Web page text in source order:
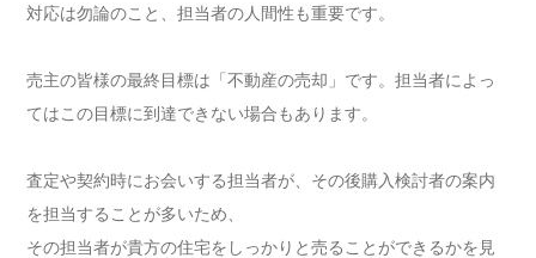
対応は勿論のこと、担当者の人間性も重要です。
売主の皆様の最終目標は「不動産の売却」です。担当者によっ
てはこの目標に到達できない場合もあります。
査定や契約時にお会いする担当者が、その後購入検討者の案内
を担当することが多いため、
その担当者が貴方の住宅をしっかりと売ることができるかを見